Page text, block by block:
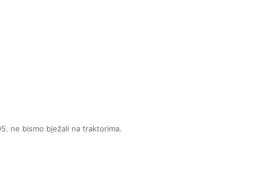
ne bismo bježali na traktorima.